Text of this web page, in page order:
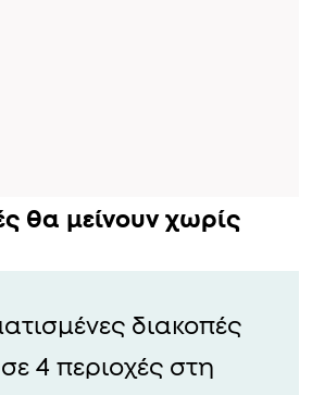
θα μείνουν χωρίς
διακοπές
4 περιοχές στη